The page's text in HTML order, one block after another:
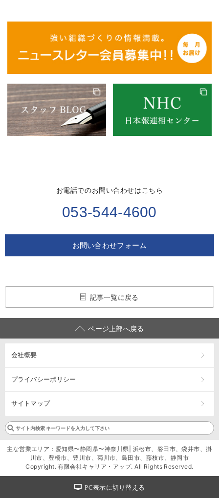
お電話でのお問い合わせはこちら
053-544-4600
お問い合わせフォーム
記事一覧に戻る
ページ上部へ戻る
会社概要
プライバシーポリシー
サイトマップ
主な営業エリア：愛知県〜静岡県〜神奈川県| 浜松市、磐田市、袋井市、掛
川市、豊橋市、豊川市、菊川市、島田市、藤枝市、静岡市
Copyright. 有限会社キャリア・アップ. All Rights Reserved.
PC表示に切り替える